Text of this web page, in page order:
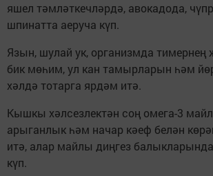
яшел тәмләткечләрдә, авокадода,
шпинатта аеруча күп.
Язын, шулай ук, организмда тимернең
бик мөһим, ул кан тамырларын һәм
хәлдә тотарга ярдәм итә.
Кышкы хәлсезлектән соң омега-3
арыганлык һәм начар кәеф белән
итә, алар майлы диңгез
күп.